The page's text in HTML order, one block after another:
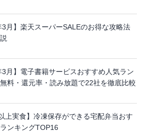
3月】楽天スーパーSALEのお得な攻略法
3月】電子書籍サービスおすすめ人気ラン
料・還元率・読み放題で22社を徹底比較
上実食】冷凍保存ができる宅配弁当おす
ンキングTOP16